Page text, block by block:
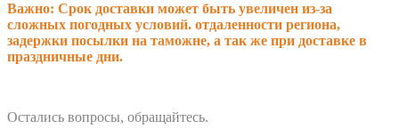
Важно: Срок доставки может быть увеличен из-за
сложных погодных условий. отдаленности региона,
задержки посылки на таможне, а так же при доставке в
праздничные дни.
Остались вопросы, обращайтесь.